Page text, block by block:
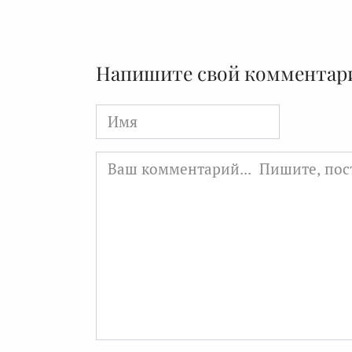
Напишите свой
Имя